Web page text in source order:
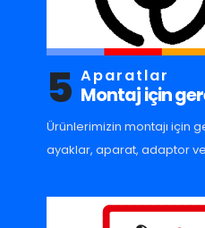
5 Aparatlar
Montaj için
Ürünlerimizin montajı için
ayaklar, aparat, adaptor